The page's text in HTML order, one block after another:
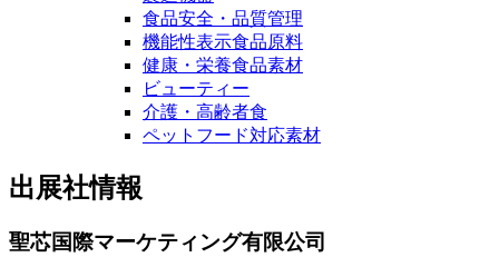
食品安全・品質管理
機能性表示食品原料
健康・栄養食品素材
ビューティー
介護・高齢者食
ペットフード対応素材
出展社情報
聖芯国際マーケティング有限公司